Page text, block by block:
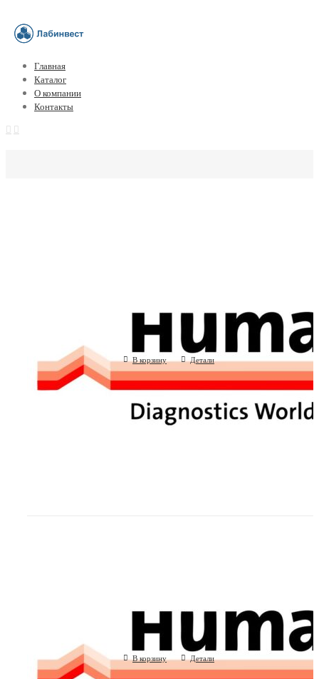
Главная
Каталог
О компании
Контакты
(Human GmbH, Германия)
В корзину Детали
(Human GmbH, Германия)
В корзину Детали